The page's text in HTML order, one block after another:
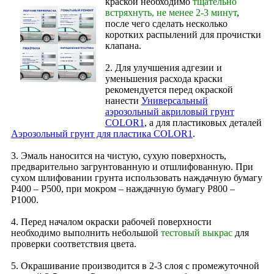
встряхнуть, не менее 2-3 минут,
после чего сделать несколько
коротких распылений для прочистки
клапана.
2. Для улучшения адгезии и
уменьшения расхода краски
рекомендуется перед окраской
нанести Универсальный
аэрозольный акриловый грунт
COLOR1 , а для пластиковых деталей
Аэрозольный грунт для пластика COLOR1 .
3. Эмаль наносится на чистую, сухую поверхность,
предварительно загрунтованную и отшлифованную. При
сухом шлифовании грунта использовать наждачную бумагу
Р400 – Р500, при мокром – наждачную бумагу Р800 –
Р1000.
4. Перед началом окраски рабочей поверхности
необходимо выполнить небольшой тестовый выкрас для
проверки соответствия цвета.
5. Окрашивание производится в 2‑3 слоя с промежуточной